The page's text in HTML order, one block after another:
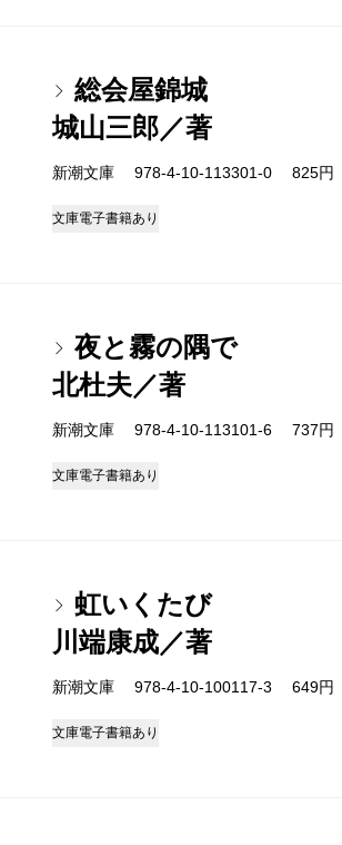
総会屋錦城
城山三郎／著
新潮文庫 978-4-10-113301-0 825円
文庫電子書籍あり
夜と霧の隅で
北杜夫／著
新潮文庫 978-4-10-113101-6 737円
文庫電子書籍あり
虹いくたび
川端康成／著
新潮文庫 978-4-10-100117-3 649円
文庫電子書籍あり